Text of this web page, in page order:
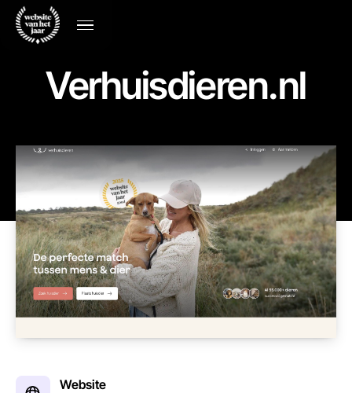
Verhuisdieren.nl
Website